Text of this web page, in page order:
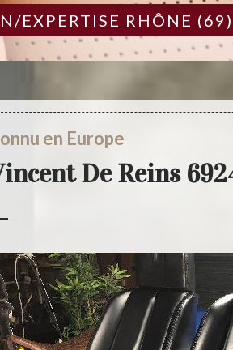
EXPERTISE RHÔNE (69)
en Europe
De Reins